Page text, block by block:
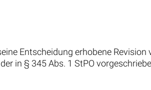
Entscheidung erhobene Revision
in § 345 Abs. 1 StPO